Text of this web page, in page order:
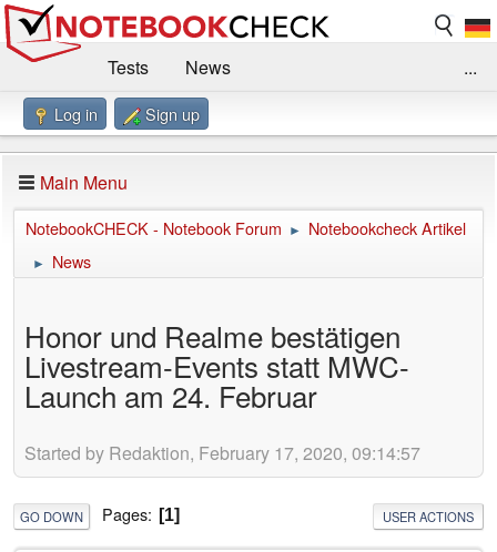
Tests
News
Benchmarks / Technik
Forum
Impressum
...
Log in Sign up
Main Menu
NotebookCHECK - Notebook Forum ► Notebookcheck Artikel
► News
Honor und Realme bestätigen
Livestream-Events statt MWC-
Launch am 24. Februar
Started by Redaktion, February 17, 2020, 09:14:57
GO DOWN Pages 1 USER ACTIONS